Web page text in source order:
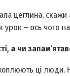
цеглина,
урок – ось
а чи
ці